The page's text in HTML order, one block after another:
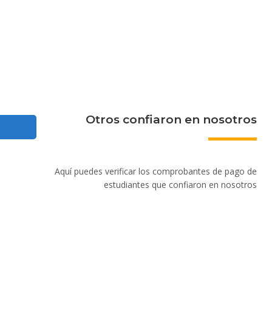
Otros confiaron en nosotros
Aquí puedes verificar los comprobantes de pago de
estudiantes que confiaron en nosotros